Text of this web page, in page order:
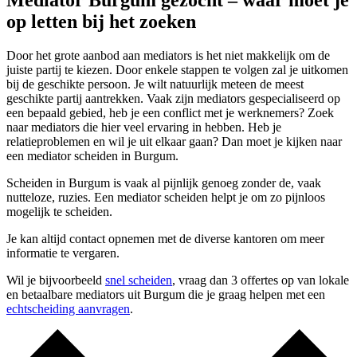
op letten bij het zoeken
Door het grote aanbod aan mediators is het niet makkelijk om de
juiste partij te kiezen. Door enkele stappen te volgen zal je uitkomen
bij de geschikte persoon. Je wilt natuurlijk meteen de meest
geschikte partij aantrekken. Vaak zijn mediators gespecialiseerd op
een bepaald gebied, heb je een conflict met je werknemers? Zoek
naar mediators die hier veel ervaring in hebben. Heb je
relatieproblemen en wil je uit elkaar gaan? Dan moet je kijken naar
een mediator scheiden in Burgum.
Scheiden in Burgum is vaak al pijnlijk genoeg zonder de, vaak
nutteloze, ruzies. Een mediator scheiden helpt je om zo pijnloos
mogelijk te scheiden.
Je kan altijd contact opnemen met de diverse kantoren om meer
informatie te vergaren.
Wil je bijvoorbeeld snel scheiden, vraag dan 3 offertes op van lokale
en betaalbare mediators uit Burgum die je graag helpen met een
echtscheiding aanvragen.